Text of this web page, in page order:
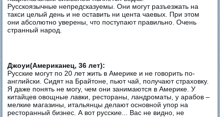
Русскоязычные непредсказуемы. Они могут разъезжать на
такси целый день и не оставить ни цента чаевых. При этом
они абсолютно уверены, что поступают правильно. Очень
странный народ.
Джоуи(Американец, 36 лет):
Русские могут по 20 лет жить в Америке и не говорить по-
английски. Сидят на Брайтоне, пьют чай, получают страховку.
Я даже понять не могу, чем они занимаются в Америке. У
китайцев овощные лавки, рестораны, ландроматы, у арабов –
мелкие магазины, итальянцы делают основной упор на
ресторанный бизнес. А вот русские... Вас не видно, не